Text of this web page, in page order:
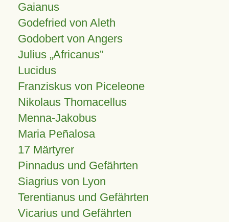
Gaianus
Godefried von Aleth
Godobert von Angers
Julius Africanus
Lucidus
Franziskus von Piceleone
Nikolaus Thomacellus
Menna-Jakobus
Maria Peñalosa
17 Märtyrer
Pinnadus und Gefährten
Siagrius von Lyon
Terentianus und Gefährten
Vicarius und Gefährten